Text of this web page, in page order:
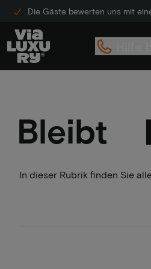
Die Gäste bewerten uns mit
Bleibt
In dieser Rubrik finden Sie